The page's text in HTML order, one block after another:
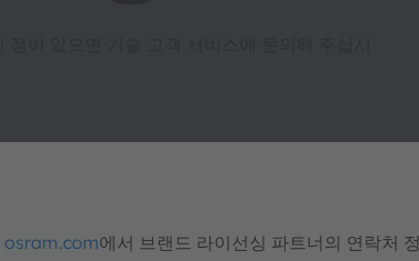
osram.com에서 브랜드 라이선싱 파트너의 연락처